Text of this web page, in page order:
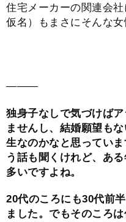
住宅メーカーの関連会
仮名）もまさにそんな女
―――
独身子なしで気づけば
ませんし、結婚願望も
生なのかなと思ってい
う話も聞くけれど、あ
多いですよね。
20代のころにも30代前
ました。でもそのころ